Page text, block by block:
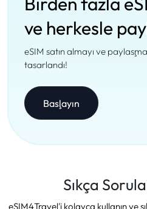
ve herkesle
eSIM satın almayı ve
tasarlandı!
Başlayın
Sıkça
eSIM4Travel'i kolayca kullanın ve